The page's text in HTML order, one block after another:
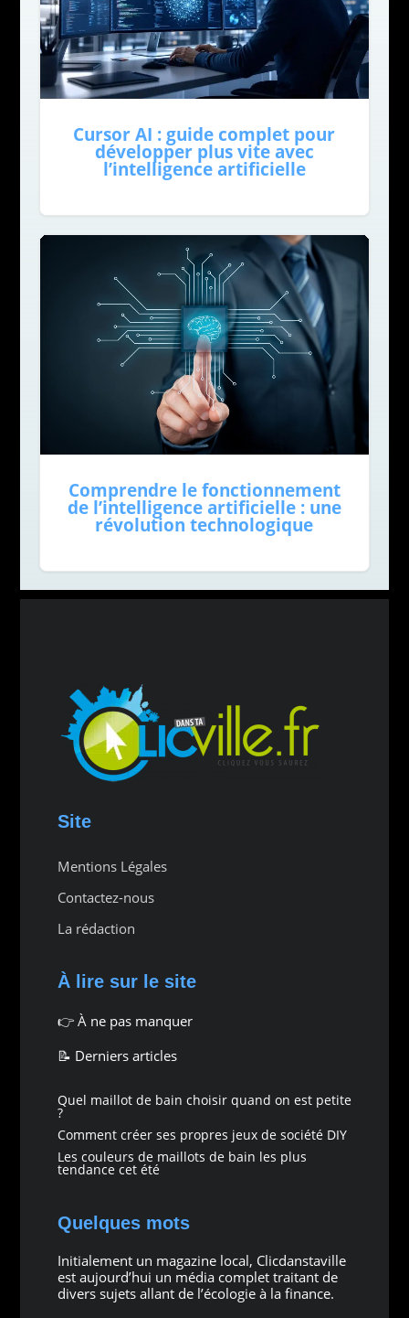
Cursor AI : guide complet pour
développer plus vite avec
l’intelligence artificielle
Comprendre le fonctionnement
de l’intelligence artificielle : une
révolution technologique
Site
Mentions Légales
Contactez-nous
La rédaction
À lire sur le site
👉 À ne pas manquer
📝 Derniers articles
Quel maillot de bain choisir quand on est petite
?
Comment créer ses propres jeux de société DIY
Les couleurs de maillots de bain les plus
tendance cet été
Quelques mots
Initialement un magazine local, Clicdanstaville
est aujourd’hui un média complet traitant de
divers sujets allant de l’écologie à la finance.